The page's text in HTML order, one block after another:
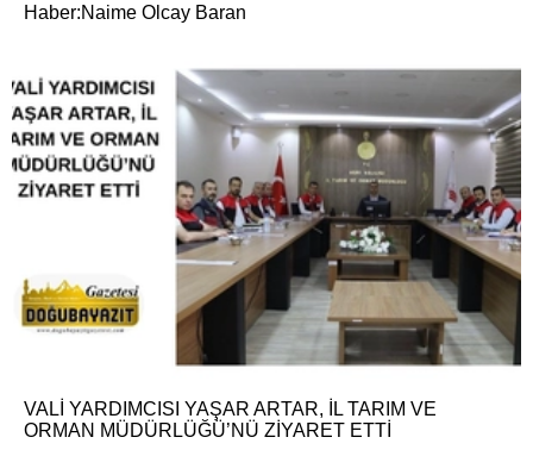
Haber:Naime Olcay Baran
VALİ YARDIMCISI YAŞAR ARTAR, İL TARIM VE
ORMAN MÜDÜRLÜĞÜ’NÜ ZİYARET ETTİ